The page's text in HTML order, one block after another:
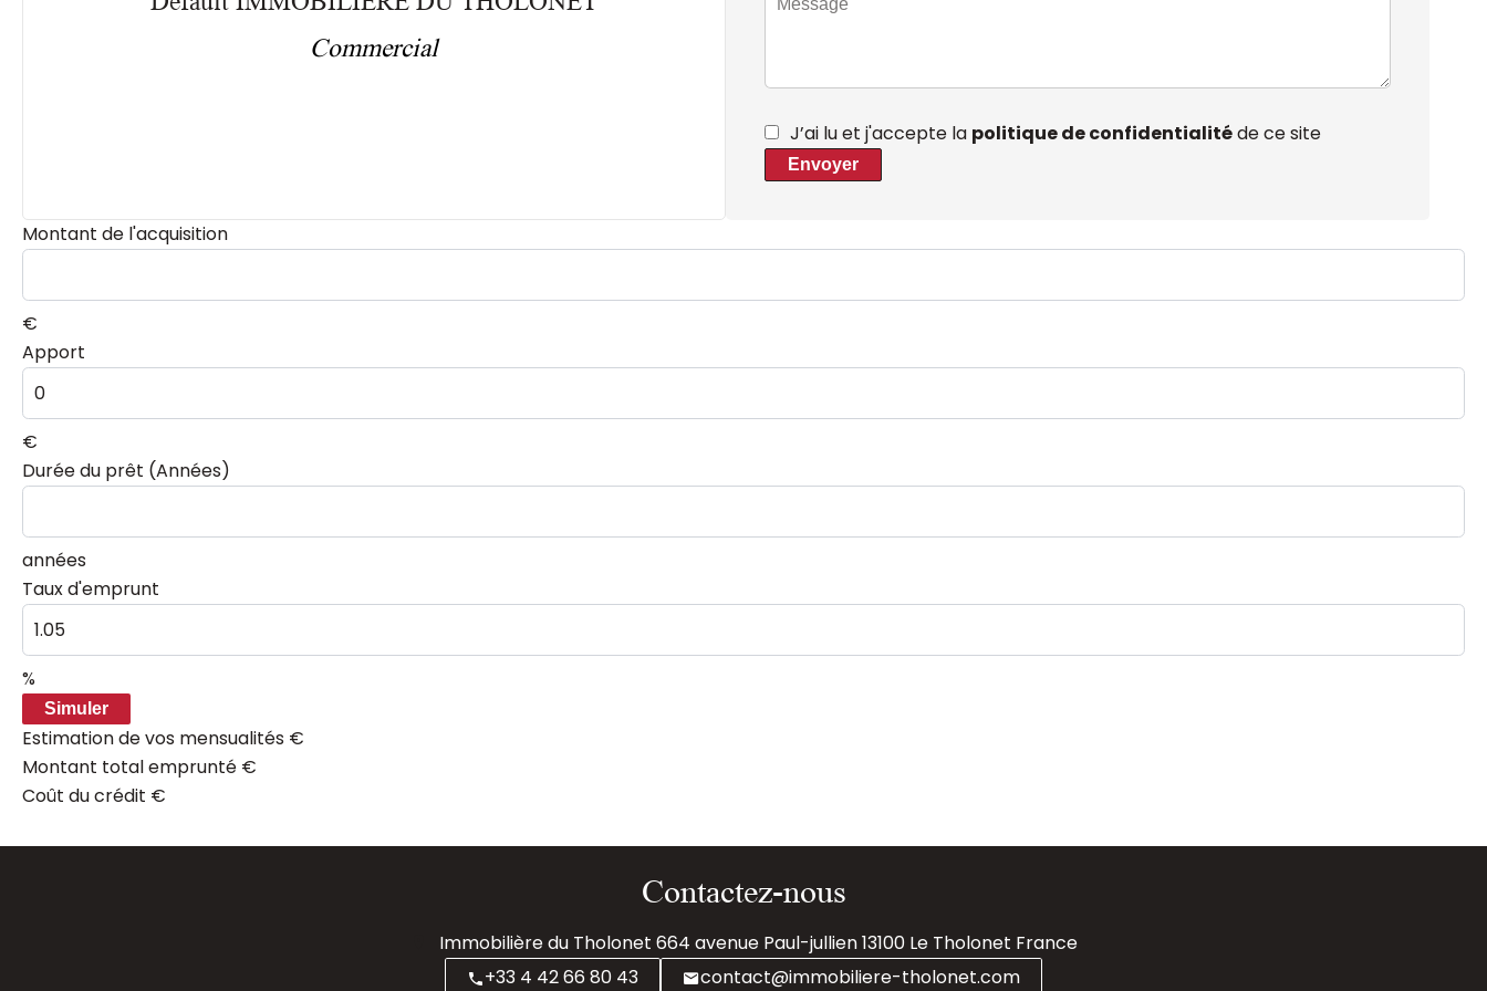
Commercial
J’ai lu et j'accepte la politique de confidentialitéde ce site
Envoyer
Montant de l'acquisition
€
Apport
€
Durée du prêt (Années)
années
Taux d'emprunt
%
Simuler
Estimation de vos mensualités €
Montant total emprunté €
Coût du crédit €
Contactez-nous
Immobilière du Tholonet 664 avenue Paul-jullien13100Le Tholonet France
+33 4 42 66 80 43
contact@immobiliere-tholonet.com